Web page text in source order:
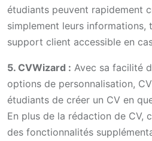
étudiants peuvent rapidement
simplement leurs informations,
support client accessible en
5. CVWizard : Avec sa facilité
options de personnalisation,
étudiants de créer un CV en
En plus de la rédaction de CV,
des fonctionnalités